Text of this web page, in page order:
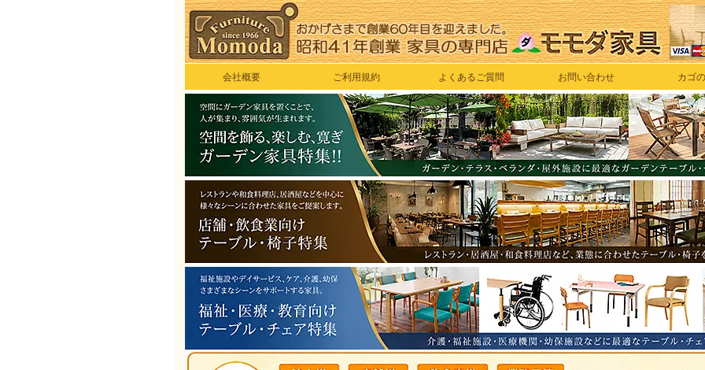
会社概要 ご利用規約 よくあるご質問 お問い合わせ カゴ